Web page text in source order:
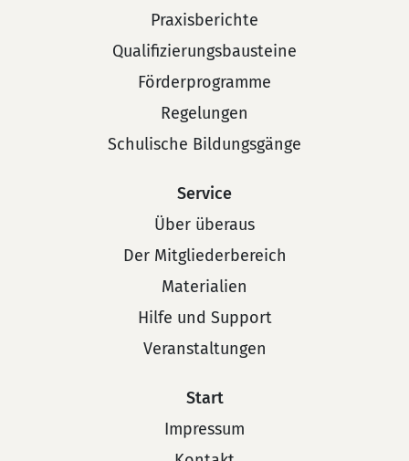
Praxisberichte
Qualifizierungsbausteine
Förderprogramme
Regelungen
Schulische Bildungsgänge
Service
Über überaus
Der Mitgliederbereich
Materialien
Hilfe und Support
Veranstaltungen
Start
Impressum